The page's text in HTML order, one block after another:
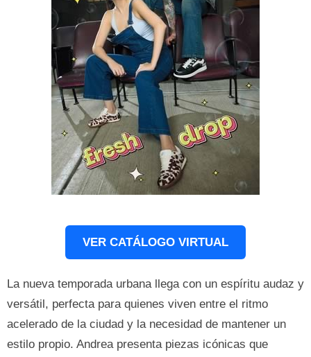
VER CATÁLOGO VIRTUAL
La nueva temporada urbana llega con un espíritu audaz y
versátil, perfecta para quienes viven entre el ritmo
acelerado de la ciudad y la necesidad de mantener un
estilo propio. Andrea presenta piezas icónicas que